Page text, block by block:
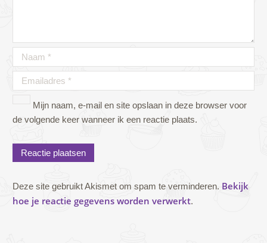
Mijn naam, e-mail en site opslaan in deze browser voor
de volgende keer wanneer ik een reactie plaats.
Deze site gebruikt Akismet om spam te verminderen. Bekijk
hoe je reactie gegevens worden verwerkt.